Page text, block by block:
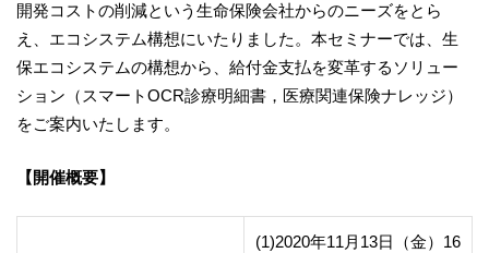
開発コストの削減という生命保険会社からのニーズをとら
え、エコシステム構想にいたりました。本セミナーでは、生
保エコシステムの構想から、給付金支払を変革するソリュー
ション（スマートOCR診療明細書，医療関連保険ナレッジ）
をご案内いたします。
【開催概要】
(1)2020年11月13日（金）16